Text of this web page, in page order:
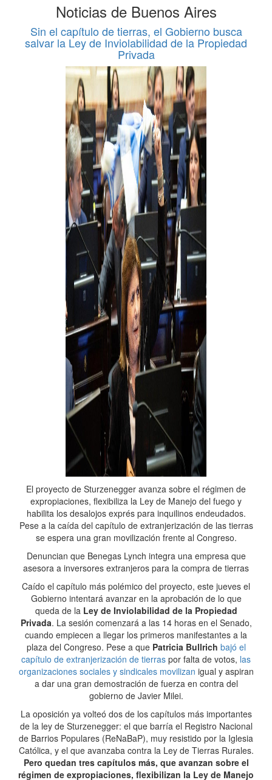
Noticias de Buenos Aires
Sin el capítulo de tierras, el Gobierno busca
salvar la Ley de Inviolabilidad de la Propiedad
Privada
El proyecto de Sturzenegger avanza sobre el régimen de
expropiaciones, flexibiliza la Ley de Manejo del fuego y
habilita los desalojos exprés para inquilinos endeudados.
Pese a la caída del capítulo de extranjerización de las tierras
se espera una gran movilización frente al Congreso.
Denuncian que Benegas Lynch integra una empresa que
asesora a inversores extranjeros para la compra de tierras
Caído el capítulo más polémico del proyecto, este jueves el
Gobierno intentará avanzar en la aprobación de lo que
queda de la Ley de Inviolabilidad de la Propiedad
Privada. La sesión comenzará a las 14 horas en el Senado,
cuando empiecen a llegar los primeros manifestantes a la
plaza del Congreso. Pese a que Patricia Bullrich bajó el
capítulo de extranjerización de tierras por falta de votos, las
organizaciones sociales y sindicales movilizan igual y aspiran
a dar una gran demostración de fuerza en contra del
gobierno de Javier Milei.
La oposición ya volteó dos de los capítulos más importantes
de la ley de Sturzenegger: el que barría el Registro Nacional
de Barrios Populares (ReNaBaP), muy resistido por la Iglesia
Católica, y el que avanzaba contra la Ley de Tierras Rurales.
Pero quedan tres capítulos más, que avanzan sobre el
régimen de expropiaciones, flexibilizan la Ley de Manejo